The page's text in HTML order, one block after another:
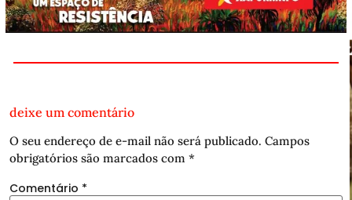
deixe um comentário
O seu endereço de e-mail não será publicado. Campos
obrigatórios são marcados com *
Comentário *